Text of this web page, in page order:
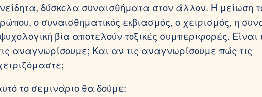
δύσκολα συναισθήματα στον άλλον. Η μείωση
ο συναισθηματικός εκβιασμός, ο χειρισμός, η
βία αποτελούν τοξικές συμπεριφορές.
αναγνωρίσουμε; Και αν τις αναγνωρίσουμε πώς τις
το σεμινάριο θα δούμε: